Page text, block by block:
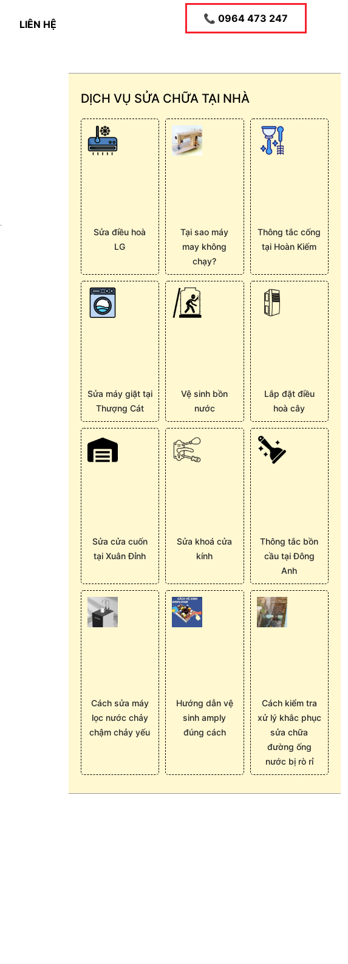
LIÊN HỆ 📞 0964 473 247
DỊCH VỤ SỬA CHỮA TẠI NHÀ
Sửa điều hoà
LG
Tại sao máy
may không
chạy?
Thông tắc cống
tại Hoàn Kiếm
Sửa máy giặt tại
Thượng Cát
Vệ sinh bồn
nước
Lắp đặt điều
hoà cây
Sửa cửa cuốn
tại Xuân Đỉnh
Sửa khoá cửa
kính
Thông tắc bồn
cầu tại Đông
Anh
Cách sửa máy
lọc nước chảy
chậm chảy yếu
Hướng dẫn vệ
sinh amply
đúng cách
Cách kiểm tra
xử lý khắc phục
sửa chữa
đường ống
nước bị rò rỉ